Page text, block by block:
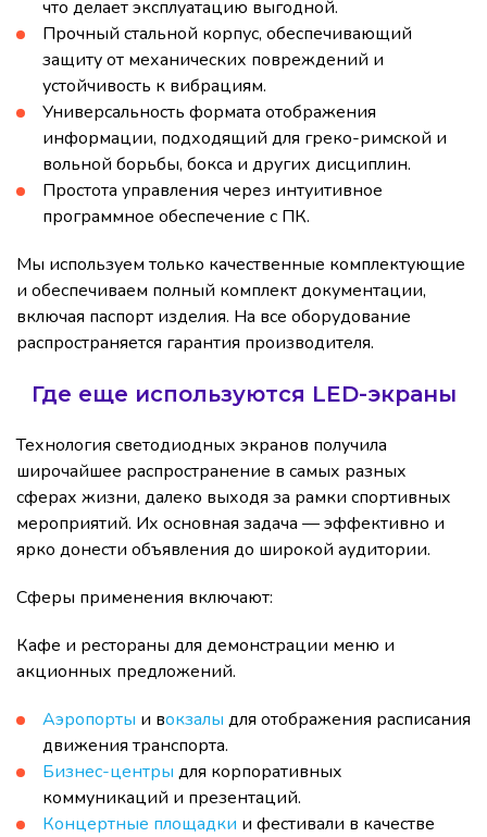
что делает эксплуатацию выгодной.
Прочный стальной корпус, обеспечивающий
защиту от механических повреждений и
устойчивость к вибрациям.
Универсальность формата отображения
информации, подходящий для греко-римской и
вольной борьбы, бокса и других дисциплин.
Простота управления через интуитивное
программное обеспечение с ПК.
Мы используем только качественные комплектующие
и обеспечиваем полный комплект документации,
включая паспорт изделия. На все оборудование
распространяется гарантия производителя.
Где еще используются LED-экраны
Технология светодиодных экранов получила
широчайшее распространение в самых разных
сферах жизни, далеко выходя за рамки спортивных
мероприятий. Их основная задача — эффективно и
ярко донести объявления до широкой аудитории.
Сферы применения включают:
Кафе и рестораны для демонстрации меню и
акционных предложений.
Аэропорты и вокзалы для отображения расписания
движения транспорта.
Бизнес-центры для корпоративных
коммуникаций и презентаций.
Концертные площадки и фестивали в качестве